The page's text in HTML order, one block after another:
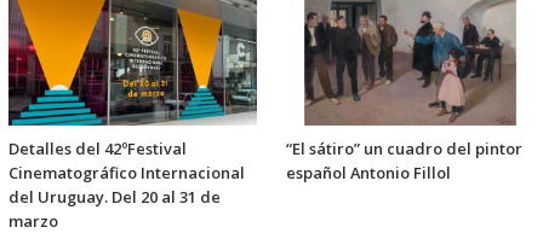
Detalles del 42ºFestival
Cinematográfico Internacional
del Uruguay. Del 20 al 31 de
marzo
“El sátiro” un cuadro del pintor
español Antonio Fillol